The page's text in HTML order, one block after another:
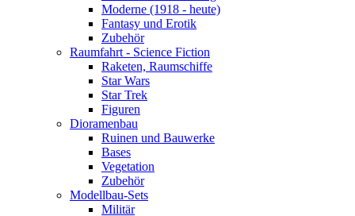
Moderne (1918 - heute)
Fantasy und Erotik
Zubehör
Raumfahrt - Science Fiction
Raketen, Raumschiffe
Star Wars
Star Trek
Figuren
Dioramenbau
Ruinen und Bauwerke
Bases
Vegetation
Zubehör
Modellbau-Sets
Militär